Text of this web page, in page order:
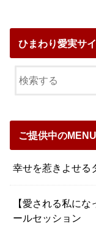
ひまわり愛実サ
ご提供中のMENU
幸せを惹きよせる
【愛される私に
ールセッション